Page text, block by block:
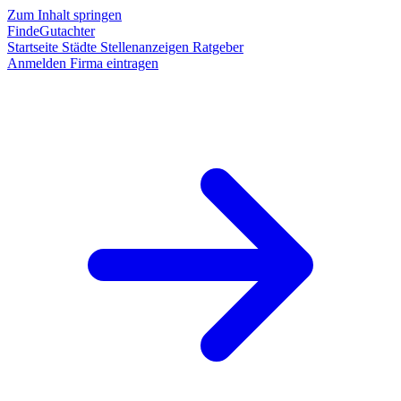
Zum Inhalt springen
FindeGutachter
Startseite Städte Stellenanzeigen Ratgeber
Anmelden Firma eintragen